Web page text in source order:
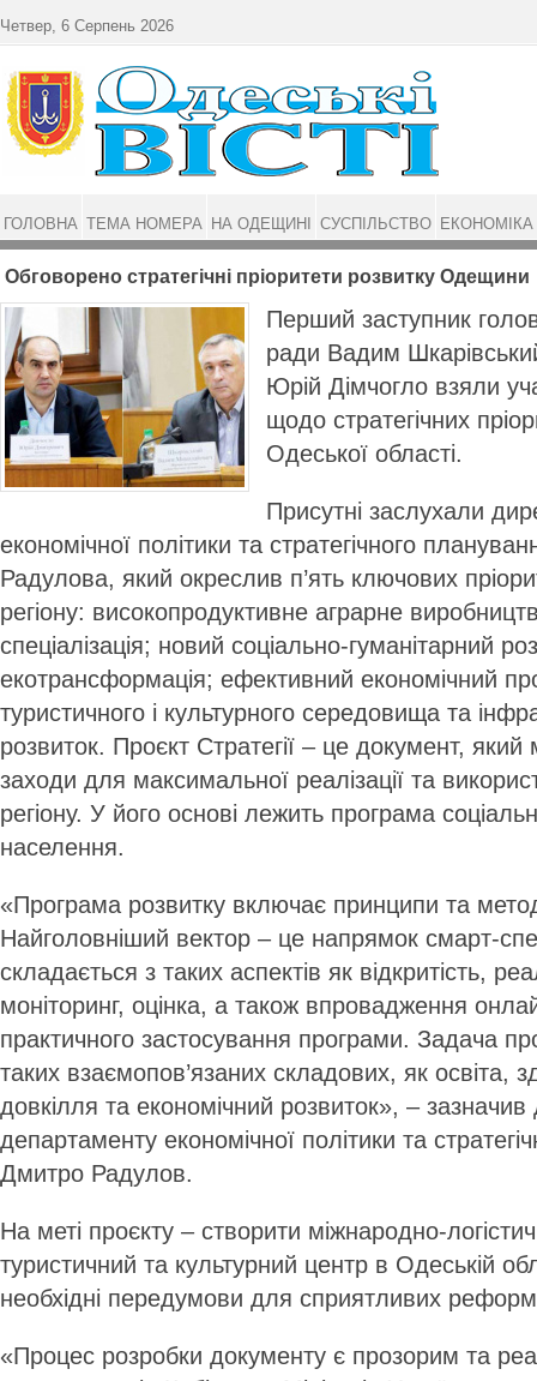
Обговорено стратегічні пріоритети розвитку Одещини
Перший заступник
ради Вадим
Юрій Дімчогло взяли
щодо стратегічних
Одеської області.
Присутні заслухали
економічної політики та стратегічного
Радулова, який окреслив п’ять ключових
регіону: високопродуктивне аграрне
спеціалізація; новий соціально-гуманітарний
екотрансформація; ефективний економічний
туристичного і культурного середовища та
розвиток. Проєкт Cтратегії – це документ, який
заходи для максимальної реалізації та
регіону. У його основі лежить програма
населення.
«Програма розвитку включає принципи та
Найголовніший вектор – це напрямок смарт-
складається з таких аспектів як відкритість,
моніторинг, оцінка, а також впровадження
практичного застосування програми. Задача
таких взаємопов’язаних складових, як освіта,
довкілля та економічний розвиток», – зазна­чив
департаменту економічної політики та
Дмитро Радулов.
На меті проєкту – створити міжнародно-
туристичний та культурний центр в Одеській
необхідні передумови для сприятливих
«Процес розробки документу є прозорим та
Четвер, 6 Серпень 2026
ГОЛОВНА ТЕМА НОМЕРА НА ОДЕЩИНІ СУСПІЛЬСТВО ЕКОНОМІКА